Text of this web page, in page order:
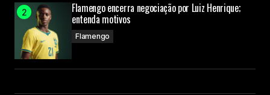
Flamengo encerra negociação por Luiz Henrique;
entenda motivos
Flamengo